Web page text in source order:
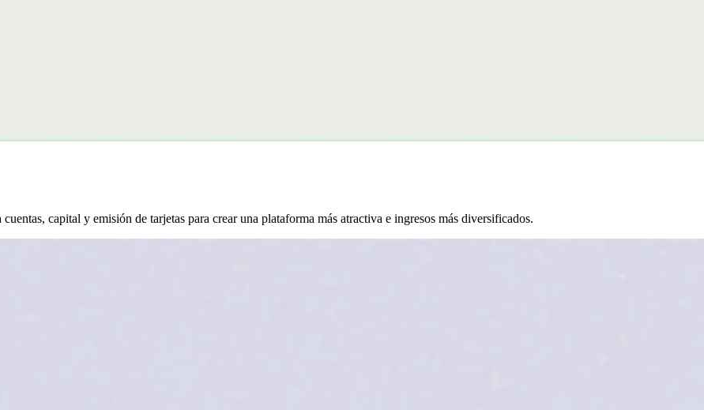
capital y emisión de tarjetas para crear una plataforma más atractiva e ingresos más diversificados.